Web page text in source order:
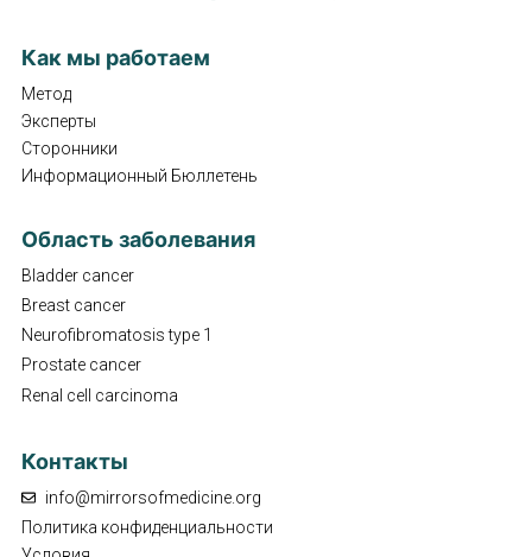
Как мы работаем
Метод
Эксперты
Сторонники
Информационный Бюллетень
Область заболевания
Bladder cancer
Breast cancer
Neurofibromatosis type 1
Prostate cancer
Renal cell carcinoma
Контакты
info@mirrorsofmedicine.org
Политика конфиденциальности